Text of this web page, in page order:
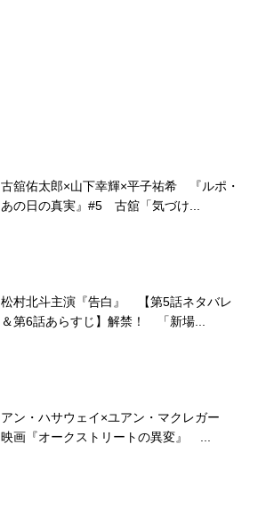
古舘佑太郎×山下幸輝×平子祐希 『ルポ・
あの日の真実』#5 古舘「気づけ...
松村北斗主演『告白』 【第5話ネタバレ
＆第6話あらすじ】解禁！ 「新場...
アン・ハサウェイ×ユアン・マクレガー
映画『オークストリートの異変』 ...